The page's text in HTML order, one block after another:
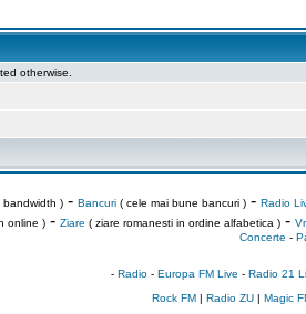
otherwise.
bandwidth )- Bancuri( cele mai bune bancuri )- Radio
online )- Ziare ( ziare romanesti in ordine alfabetica )-
Concerte -
- Radio- Europa FM Live - Radio 21
Rock FM| Radio ZU| Magic